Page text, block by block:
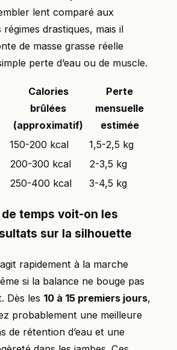
lent comparé aux
régimes drastiques, mais il
de masse grasse réelle
perte d’eau ou de muscle.
Calories
brûlées
(approximatif)
Perte
mensuelle
estimée
150-200 kcal
1,5-2,5 kg
200-300 kcal
2-3,5 kg
250-400 kcal 3-4,5 kg
temps voit-on les
sur la silhouette
rapidement à la marche
si la balance ne bouge pas
Dès les 10 à 15 premiers jours,
probablement une meilleure
de rétention d’eau et une